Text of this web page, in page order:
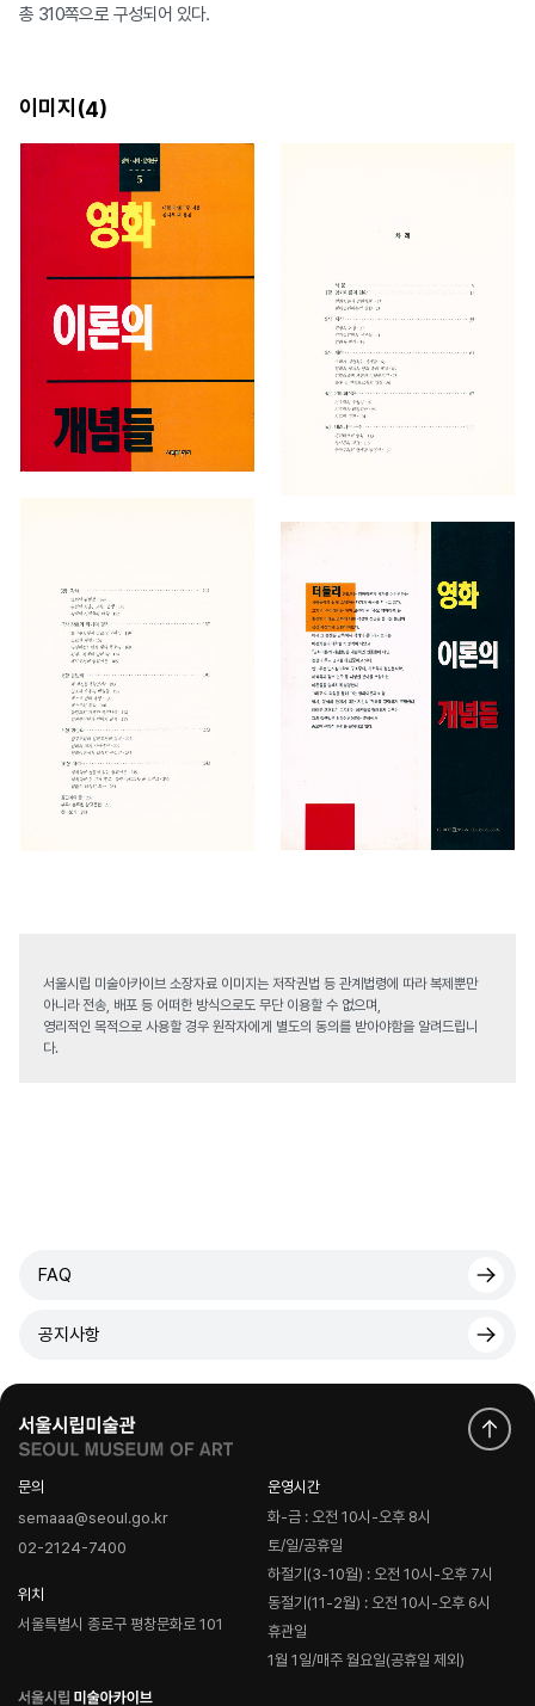
총 310쪽으로 구성되어 있다.
이미지(4)
서울시립 미술아카이브 소장자료 이미지는 저작권법 등 관계법령에 따라 복제뿐만
아니라 전송, 배포 등 어떠한 방식으로도 무단 이용할 수 없으며,
영리적인 목적으로 사용할 경우 원작자에게 별도의 동의를 받아야함을 알려드립니
다.
FAQ
공지사항
문의
semaaa@seoul.go.kr
02-2124-7400
위치
서울특별시 종로구 평창문화로 101
운영시간
화-금 : 오전 10시-오후 8시
토/일/공휴일
하절기(3-10월) : 오전 10시-오후 7시
동절기(11-2월) : 오전 10시-오후 6시
휴관일
1월 1일/매주 월요일(공휴일 제외)
로